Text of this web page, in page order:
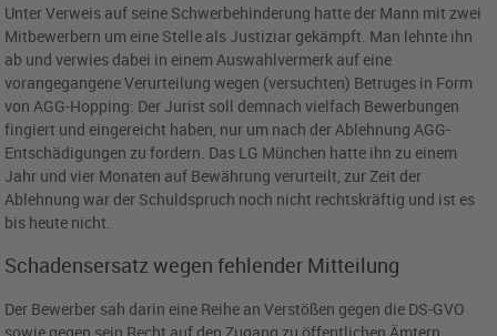
Unter Verweis auf seine Schwerbehinderung hatte der Mann mit zwei
Mitbewerbern um eine Stelle als Justiziar gekämpft. Man lehnte ihn
ab und verwies dabei in einem Auswahlvermerk auf eine
vorangegangene Verurteilung wegen (versuchten) Betruges in Form
von AGG-Hopping: Der Jurist soll demnach vielfach Bewerbungen
fingiert und eingereicht haben, nur um nach der Ablehnung AGG-
Entschädigungen zu fordern. Das LG München hatte ihn zu einem
Jahr und vier Monaten auf Bewährung verurteilt, zur Zeit der
Ablehnung war der Schuldspruch noch nicht rechtskräftig und ist es
bis heute nicht.
Schadensersatz wegen fehlender Mitteilung
Der Bewerber sah darin eine Reihe an Verstößen gegen die DS-GVO
sowie gegen sein Recht auf den Zugang zu öffentlichen Ämtern